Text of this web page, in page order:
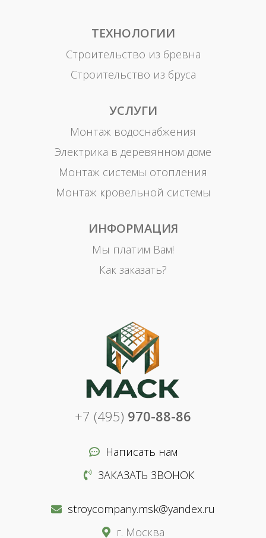
ТЕХНОЛОГИИ
Строительство из бревна
Строительство из бруса
УСЛУГИ
Монтаж водоснабжения
Электрика в деревянном доме
Монтаж системы отопления
Монтаж кровельной системы
ИНФОРМАЦИЯ
Мы платим Вам!
Как заказать?
+7 (495) 970-88-86
Написать нам
ЗАКАЗАТЬ ЗВОНОК
stroycompany.msk@yandex.ru
г. Москва